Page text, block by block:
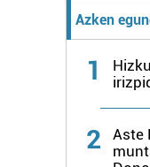
Webgune honek
fitxategiak
zerbitzuak
baliatzen gara.
erabiltzeko baimen
Azken
1
2
Aste